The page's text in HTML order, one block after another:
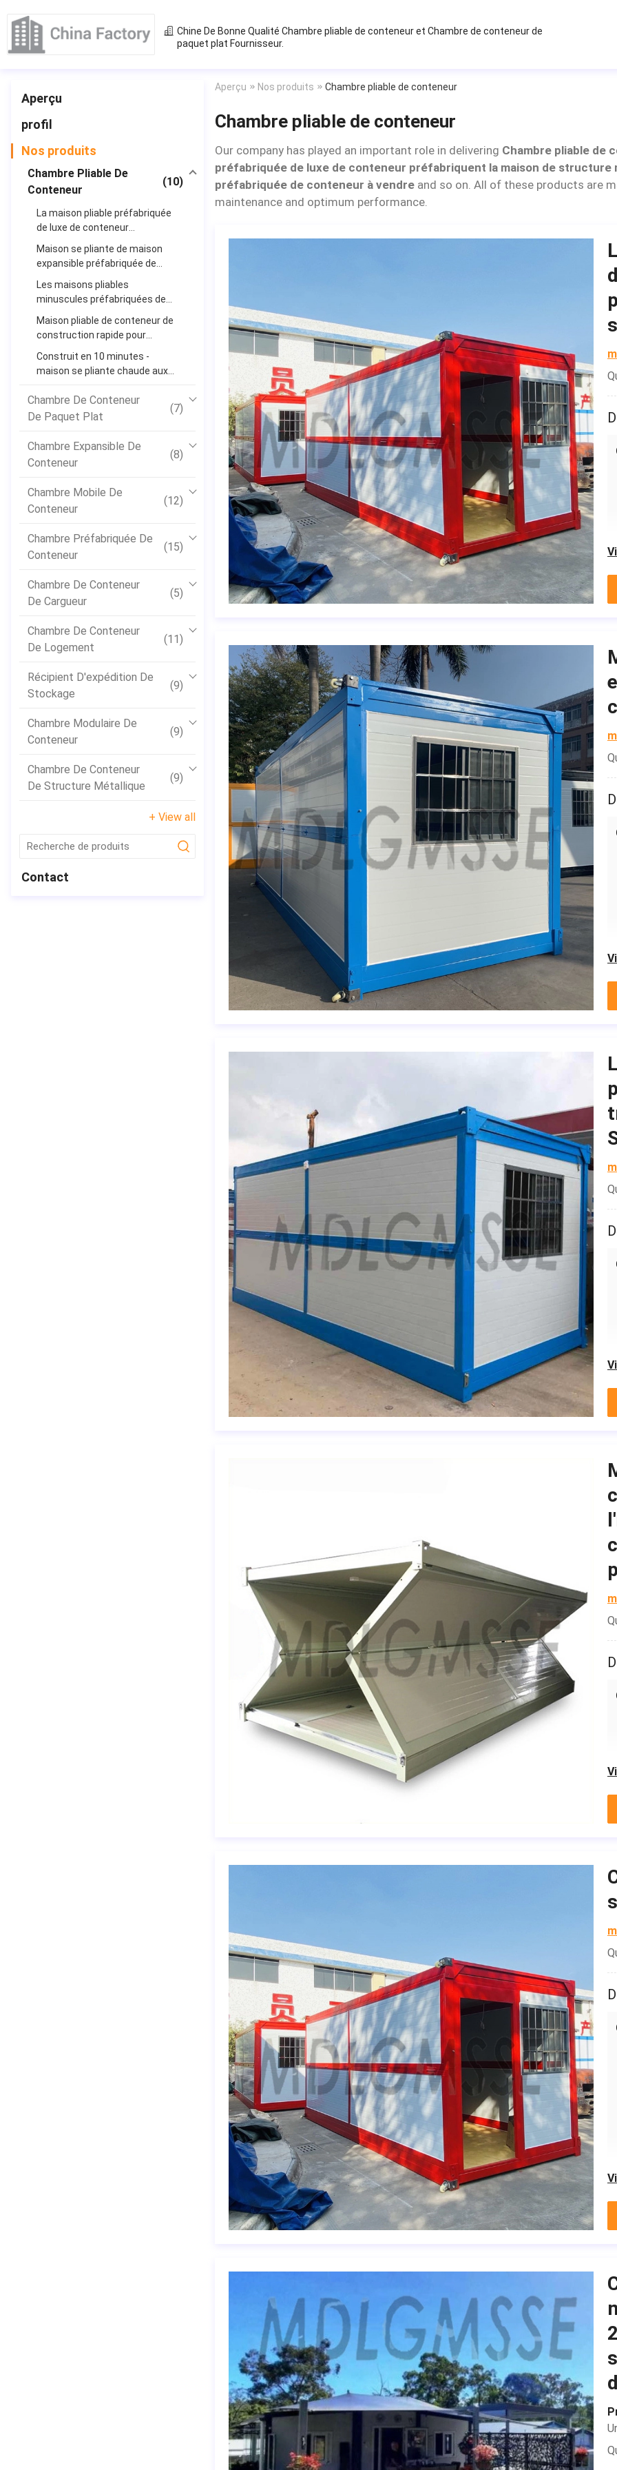
Chine De Bonne Qualité Chambre pliable de conteneuret Chambre de conteneur de
paquet plat Fournisseur.
Aperçu
profil
Nos produits
Chambre Pliable De
Conteneur
(10)
La maison pliable préfabriquée
de luxe de conteneur
structure métallique
Maison se pliante de maison
expansible préfabriquée de
Les maisons pliables
minuscules préfabriquées de
Malaisie Singapour
Maison pliable de conteneur de
construction rapide pour
le prix le meilleur marché
Construit en 10 minutes -
maison se pliante chaude aux
Chambre De Conteneur
De Paquet Plat
(7)
Chambre Expansible De
Conteneur
(8)
Chambre Mobile De
Conteneur
(12)
Chambre Préfabriquée De
Conteneur
(15)
Chambre De Conteneur
De Cargueur
(5)
Chambre De Conteneur
De Logement
(11)
Récipient D'expédition De
Stockage
(9)
Chambre Modulaire De
Conteneur
(9)
Chambre De Conteneur
De Structure Métallique
(9)
+ View all
submit
Contact
Aperçu Nos produits Chambre pliable de conteneur
Chambre pliable de conteneur
Our company has played an important role in delivering Chambre pliable de
préfabriquée de luxe de conteneur préfabriquent la maison de structure
préfabriquée de conteneur à vendre and so on. All of these products are
maintenance and optimum performance.